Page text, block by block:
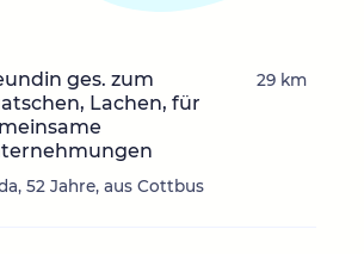
ges. zum
Lachen, für
52 Jahre, aus Cottbus
29 km